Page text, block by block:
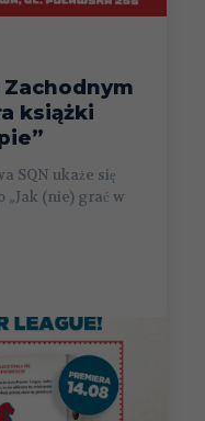
Zachodnym
książki
SQN ukaże się
„Jak (nie) grać w